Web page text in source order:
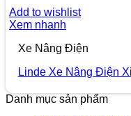
Add to wishlist
Xem nhanh
Xe Nâng Điện
Linde Xe Nâng Điện
Danh mục sản phẩm